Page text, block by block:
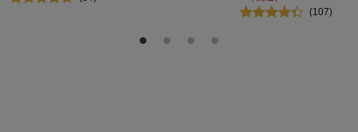
(107)